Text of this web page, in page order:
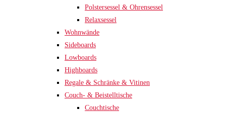
Polstersessel & Ohrensessel
Relaxsessel
Wohnwände
Sideboards
Lowboards
Highboards
Regale & Schränke & Vitinen
Couch- & Beistelltische
Couchtische